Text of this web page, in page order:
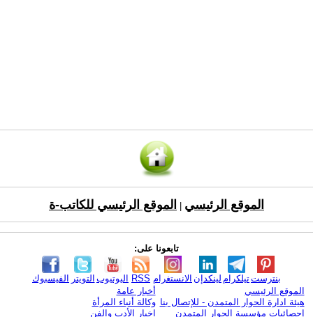
الموقع الرئيسي الموقع الرئيسي للكاتب-ة
تابعونا على:
الفيسبوك التويتر اليوتيوب RSS الانستغرام لينكدإن تيلكرامبنترست
الموقع الرئيسي
هيئة ادارة الحوار المتمدن - للإتصال بنا
إحصائيات مؤسسة الحوار المتمدن
أخبار عامة
وكالة أنباء المرأة
اخبار الأدب والفن